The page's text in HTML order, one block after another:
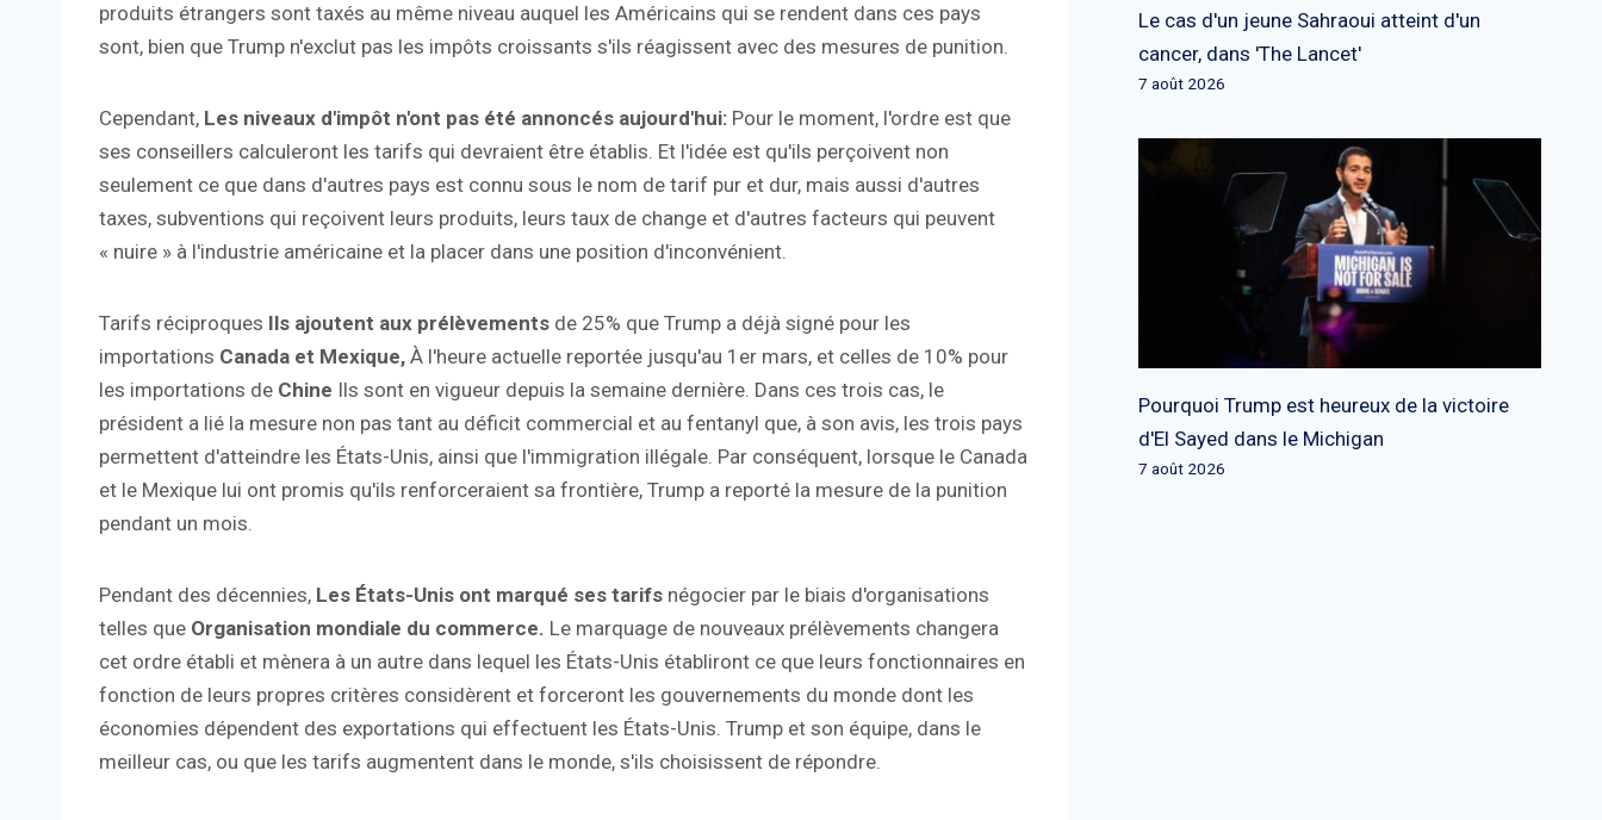
produits étrangers sont taxés au même niveau auquel les Américains qui se rendent dans ces pays
sont, bien que Trump n'exclut pas les impôts croissants s'ils réagissent avec des mesures de punition.
Cependant, Les niveaux d'impôt n'ont pas été annoncés aujourd'hui: Pour le moment, l'ordre est que
ses conseillers calculeront les tarifs qui devraient être établis. Et l'idée est qu'ils perçoivent non
seulement ce que dans d'autres pays est connu sous le nom de tarif pur et dur, mais aussi d'autres
taxes, subventions qui reçoivent leurs produits, leurs taux de change et d'autres facteurs qui peuvent
« nuire » à l'industrie américaine et la placer dans une position d'inconvénient.
Tarifs réciproques Ils ajoutent aux prélèvements de 25% que Trump a déjà signé pour les
importations Canada et Mexique, À l'heure actuelle reportée jusqu'au 1er mars, et celles de 10% pour
les importations de Chine Ils sont en vigueur depuis la semaine dernière. Dans ces trois cas, le
président a lié la mesure non pas tant au déficit commercial et au fentanyl que, à son avis, les trois pays
permettent d'atteindre les États-Unis, ainsi que l'immigration illégale. Par conséquent, lorsque le Canada
et le Mexique lui ont promis qu'ils renforceraient sa frontière, Trump a reporté la mesure de la punition
pendant un mois.
Pendant des décennies, Les États-Unis ont marqué ses tarifs négocier par le biais d'organisations
telles que Organisation mondiale du commerce. Le marquage de nouveaux prélèvements changera
cet ordre établi et mènera à un autre dans lequel les États-Unis établiront ce que leurs fonctionnaires en
fonction de leurs propres critères considèrent et forceront les gouvernements du monde dont les
économies dépendent des exportations qui effectuent les États-Unis. Trump et son équipe, dans le
meilleur cas, ou que les tarifs augmentent dans le monde, s'ils choisissent de répondre.
Le cas d'un jeune Sahraoui atteint d'un
cancer, dans 'The Lancet'
7 août 2026
Pourquoi Trump est heureux de la victoire
d'El Sayed dans le Michigan
7 août 2026